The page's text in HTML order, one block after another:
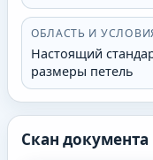
ОБЛАСТЬ И
Настоящий
размеры петель
Скан документа